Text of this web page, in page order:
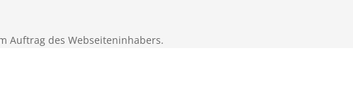
Auftrag des Webseiteninhabers.